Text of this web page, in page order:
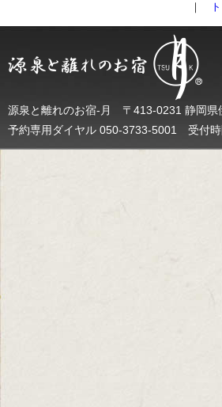
｜
源泉と離れのお宿-月 〒413-0231 静岡
予約専用ダイヤル 050-3733-5001 受付時